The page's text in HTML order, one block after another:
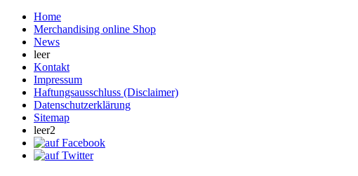
Home
Merchandising online Shop
News
leer
Kontakt
Impressum
Haftungsausschluss (Disclaimer)
Datenschutzerklärung
Sitemap
leer2